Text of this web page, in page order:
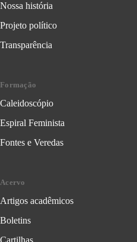
Nossa história
Projeto político
Transparência
Formação
Caleidoscópio
Espiral Feminista
Fontes e Veredas
Acervo
Artigos acadêmicos
Boletins
Cartilhas